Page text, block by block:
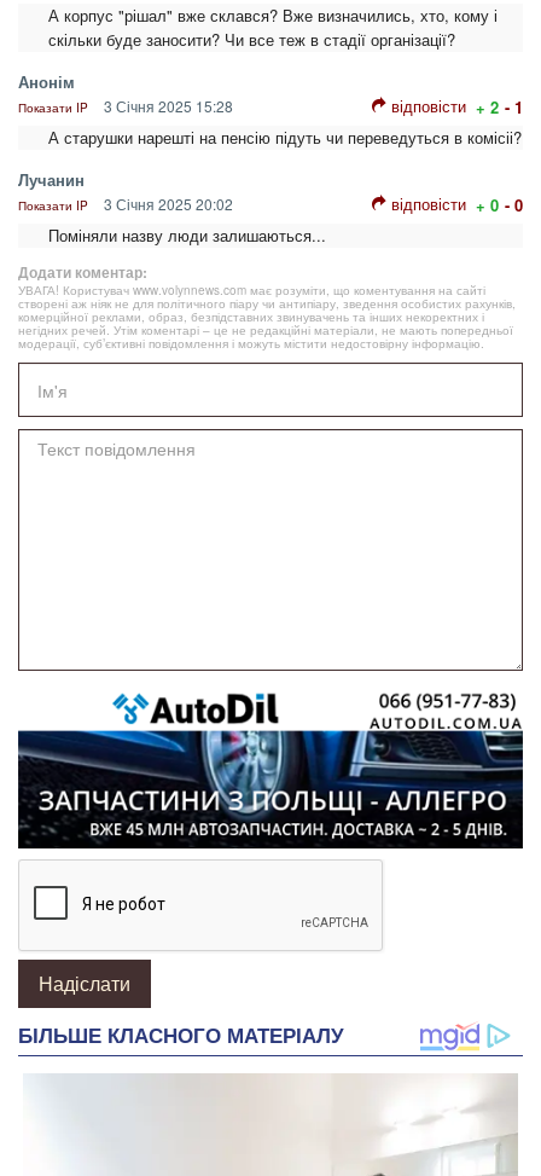
А корпус "рішал" вже склався? Вже визначились, хто, кому і
скільки буде заносити? Чи все теж в стадії організації?
Анонім
Показати IP 3 Січня 2025 15:28 відповісти + 2 - 1
А старушки нарешті на пенсію підуть чи переведуться в комісіі?
Лучанин
Показати IP 3 Січня 2025 20:02 відповісти + 0 - 0
Поміняли назву люди залишаються...
Додати коментар:
УВАГА! Користувач www.volynnews.com має розуміти, що коментування на сайті
створені аж ніяк не для політичного піару чи антипіару, зведення особистих рахунків,
комерційної реклами, образ, безпідставних звинувачень та інших некоректних і
негідних речей. Утім коментарі – це не редакційні матеріали, не мають попередньої
модерації, суб’єктивні повідомлення і можуть містити недостовірну інформацію.